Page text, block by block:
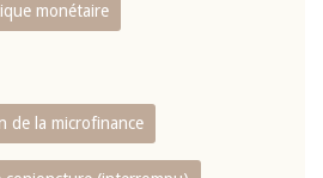
monétaire
de la microfinance